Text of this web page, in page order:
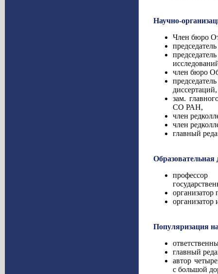
Научно-
Член бюро
член бюро
диссертаций,
зам.
СО РАН,
член
член
главный
Образовательная
организатор
Популяризация
главный
автор
с большой